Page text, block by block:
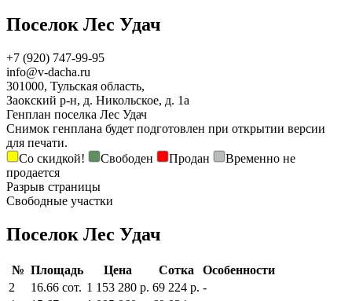
Поселок Лес Удач
+7 (920) 747-99-95
info@v-dacha.ru
301000, Тульская область,
Заокский р-н, д. Никольское, д. 1а
Генплан поселка Лес Удач
Снимок генплана будет подготовлен при открытии версии
для печати.
Со скидкой!
Свободен Продан
Временно не
продается
Разрыв страницы
Свободные участки
Поселок Лес Удач
№ Площадь Цена Сотка
Особенности
2
16.66 сот. 1 153 280 р. 69 224 р. -